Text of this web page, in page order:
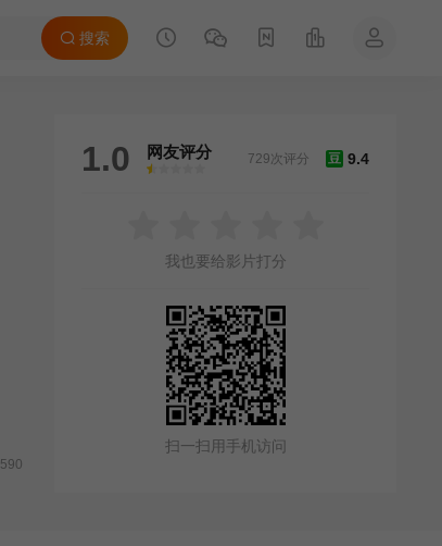
搜索
590
1.0 网友评分
很差
较差还行推荐力荐
豆 9.4
729次评分
我也要给影片打分
扫一扫用手机访问